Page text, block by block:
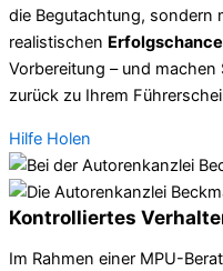
die Begutachtung, sondern
realistischen
Vorbereitung – und
zurück zu Ihrem
Hilfe Holen
Kontrolliertes
Im Rahmen einer MPU-